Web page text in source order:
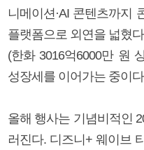
니메이션·AI 콘텐츠까지
플랫폼으로 외연을 넓혔
(한화 3016억6000만 원
성장세를 이어가는 중이
올해 행사는 기념비적인
러진다. 디즈니+ 웨이브